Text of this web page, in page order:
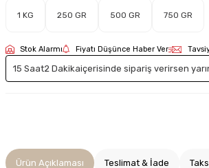
1 KG 250 GR 500 GR 750 GR
Stok Alarmı Fiyatı Düşünce Haber Ver
15 Saat2 Dakikaiçerisinde sipariş verirsen
Ürün Açıklaması Teslimat & İade